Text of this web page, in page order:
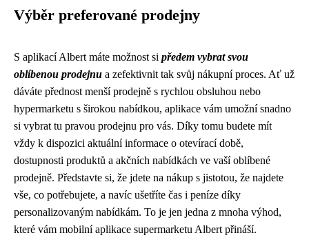
Výběr preferované prodejny
S aplikací Albert máte možnost si předem vybrat svou
oblíbenou prodejnu a zefektivnit tak svůj nákupní proces. Ať už
dáváte přednost menší prodejně s rychlou obsluhou nebo
hypermarketu s širokou nabídkou, aplikace vám umožní snadno
si vybrat tu pravou prodejnu pro vás. Díky tomu budete mít
vždy k dispozici aktuální informace o otevírací době,
dostupnosti produktů a akčních nabídkách ve vaší oblíbené
prodejně. Představte si, že jdete na nákup s jistotou, že najdete
vše, co potřebujete, a navíc ušetříte čas i peníze díky
personalizovaným nabídkám. To je jen jedna z mnoha výhod,
které vám mobilní aplikace supermarketu Albert přináší.